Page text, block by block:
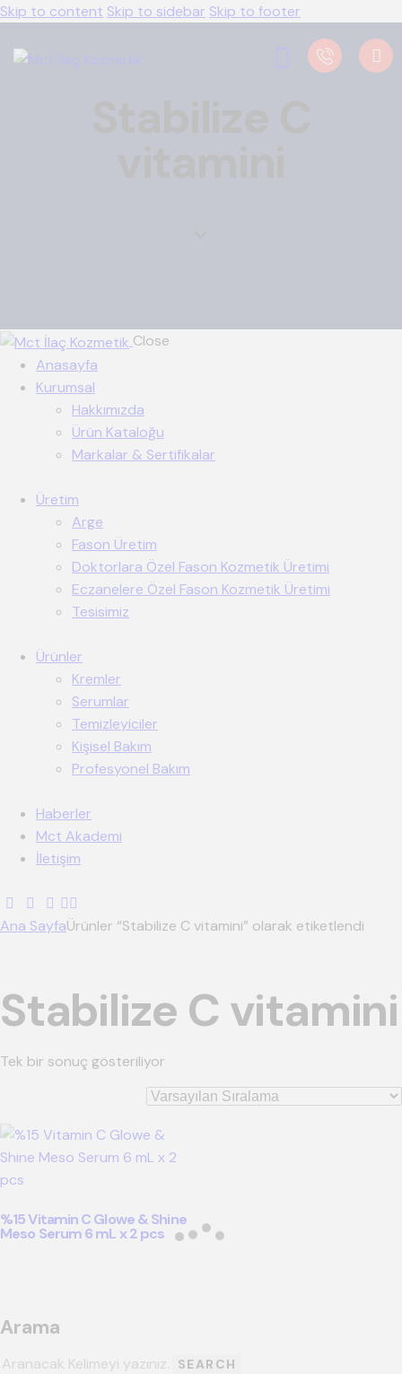
Skip to content Skip to sidebar Skip to footer
Close
Anasayfa
Kurumsal
Hakkımızda
Ürün Kataloğu
Markalar & Sertifikalar
Üretim
Arge
Fason Üretim
Doktorlara Özel Fason Kozmetik Üretimi
Eczanelere Özel Fason Kozmetik Üretimi
Tesisimiz
Ürünler
Kremler
Serumlar
Temizleyiciler
Kişisel Bakım
Profesyonel Bakım
Haberler
Mct Akademi
İletişim
Ana SayfaÜrünler “Stabilize C vitamini” olarak etiketlendi
Stabilize C vitamini
Tek bir sonuç gösteriliyor
%15 Vitamin C Glowe & Shine
Meso Serum 6 mL x 2 pcs
Arama
SEARCH